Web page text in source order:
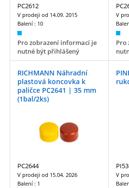
PC2612
V prodeji od 14.09. 2015
Balení : 10
Pro zobrazení informací je
nutné být přihlášený
V
Pro
RICHMANN Náhradní
plastová koncovka k
paličce PC2641 | 35 mm
(1bal/2ks)
PC2644
V prodeji od 15.04. 2026
Balení : 1
V